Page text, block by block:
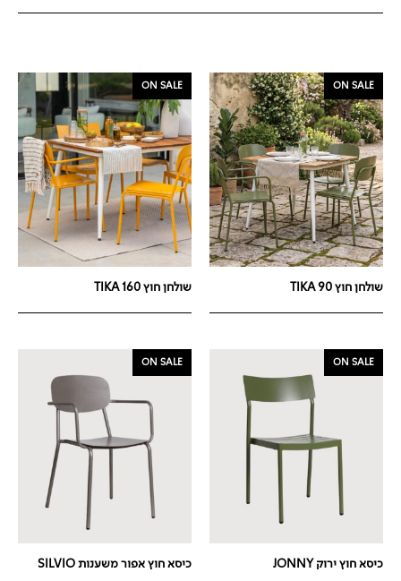
ON SALE
שולחן חוץ TIKA 90
ON SALE
שולחן חוץ TIKA 160
ON SALE
כיסא חוץ ירוק JONNY
ON SALE
כיסא חוץ אפור משענות SILVIO